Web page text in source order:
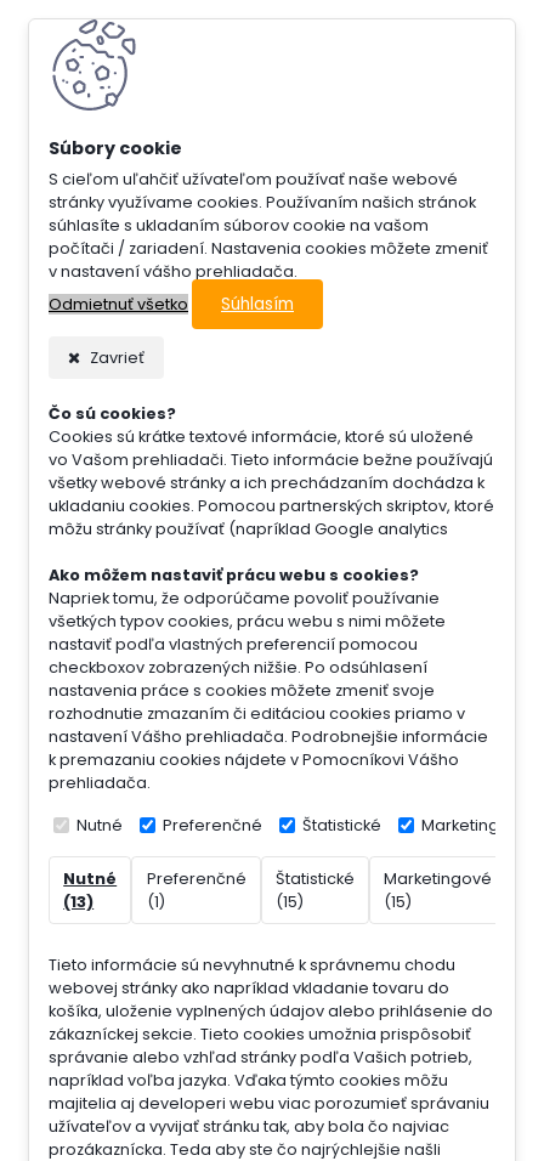
S cieľom uľahčiť užívateľom používať naše webové
stránky využívame cookies. Používaním našich stránok
súhlasíte s ukladaním súborov cookie na vašom
počítači / zariadení. Nastavenia cookies môžete zmeniť
v nastavení vášho prehliadača.
Odmietnuť všetko
Súhlasím
Zavrieť
Čo sú cookies?
Cookies sú krátke textové informácie, ktoré sú uložené
vo Vašom prehliadači. Tieto informácie bežne používajú
všetky webové stránky a ich prechádzaním dochádza k
ukladaniu cookies. Pomocou partnerských skriptov, ktoré
môžu stránky používať (napríklad Google analytics
Ako môžem nastaviť prácu webu s cookies?
Napriek tomu, že odporúčame povoliť používanie
všetkých typov cookies, prácu webu s nimi môžete
nastaviť podľa vlastných preferencií pomocou
checkboxov zobrazených nižšie. Po odsúhlasení
nastavenia práce s cookies môžete zmeniť svoje
rozhodnutie zmazaním či editáciou cookies priamo v
nastavení Vášho prehliadača. Podrobnejšie informácie
k premazaniu cookies nájdete v Pomocníkovi Vášho
prehliadača.
Nutné Preferenčné Štatistické Marketingové
Nutné
(13)
Preferenčné
(1)
Štatistické
(15)
Marketingové
(15)
Tieto informácie sú nevyhnutné k správnemu chodu
webovej stránky ako napríklad vkladanie tovaru do
košíka, uloženie vyplnených údajov alebo prihlásenie do
zákazníckej sekcie. Tieto cookies umožnia prispôsobiť
správanie alebo vzhľad stránky podľa Vašich potrieb,
napríklad voľba jazyka. Vďaka týmto cookies môžu
majitelia aj developeri webu viac porozumieť správaniu
užívateľov a vyvijať stránku tak, aby bola čo najviac
prozákaznícka. Teda aby ste čo najrýchlejšie našli